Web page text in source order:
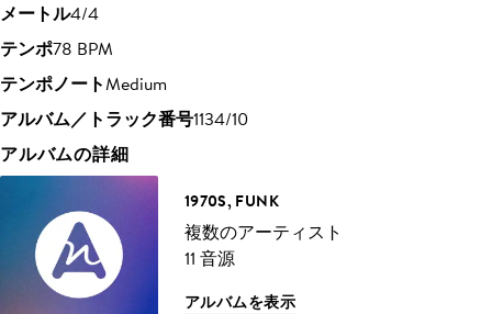
メートル4/4
テンポ78 BPM
テンポノートMedium
アルバム／トラック番号1134/10
アルバムの詳細
1970S, FUNK
複数のアーティスト
11 音源
アルバムを表示